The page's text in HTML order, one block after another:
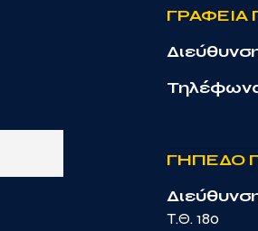
ΓΡΑΦΕΙΑ
ΓΗΠΕΔΟ
Τ.Θ. 180